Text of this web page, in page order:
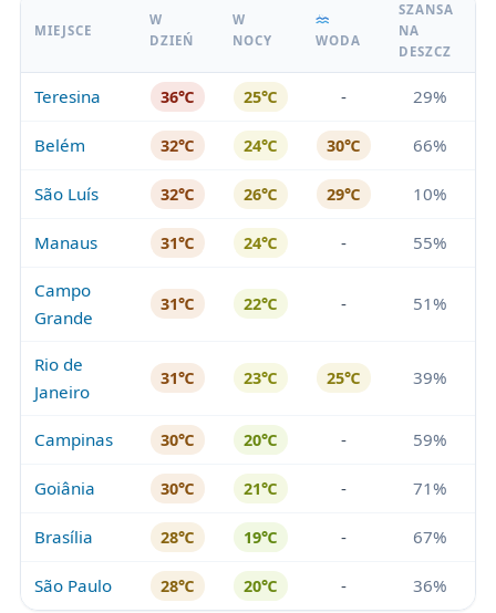
MIEJSCE
W
DZIEŃ
W
NOCY
WODA
SZANSA
NA
DESZCZ
Teresina 36℃ 25℃ - 29%
Belém 32℃ 24℃ 30℃ 66%
São Luís 32℃ 26℃ 29℃ 10%
Manaus 31℃ 24℃ - 55%
Campo
Grande
31℃ 22℃ - 51%
Rio de
Janeiro
31℃ 23℃ 25℃ 39%
Campinas 30℃ 20℃ - 59%
Goiânia 30℃ 21℃ - 71%
Brasília 28℃ 19℃ - 67%
São Paulo 28℃ 20℃ - 36%